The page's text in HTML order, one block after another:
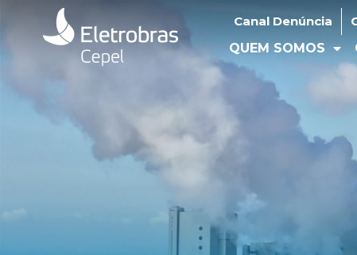
QUEM SOMOS
Canal Denúncia
QUEM SOMOS